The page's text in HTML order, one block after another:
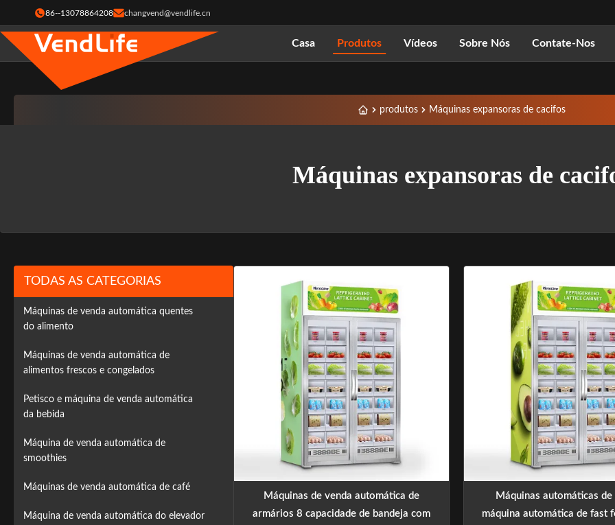
86--13078864208 changvend@vendlife.cn
Casa Produtos Vídeos Sobre Nós Contate-Nos
produtos Máquinas expansoras de cacifos
Máquinas expansoras de
TODAS AS CATEGORIAS
Máquinas de venda automática quentes
do alimento
Máquinas de venda automática de
alimentos frescos e congelados
Petisco e máquina de venda automática
da bebida
Máquina de venda automática de
smoothies
Máquinas de venda automática de café
Máquina de venda automática do elevador
Máquinas de venda automática de
armários 8 capacidade de bandeja com
Máquinas automáticas
máquina automática de fast